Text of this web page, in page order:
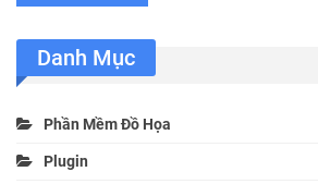
Danh Mục
Phần Mềm Đồ Họa
Plugin